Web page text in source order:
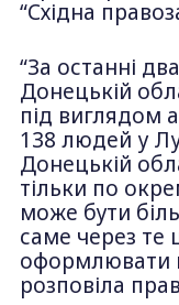
“Східна
“За останні
Донецькій
під виглядом
138 людей у
Донецькій
тільки по
може бути
саме через те
оформлювати
розповіла